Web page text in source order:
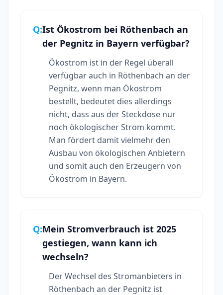
Q:Ist Ökostrom bei Röthenbach an
der Pegnitz in Bayern verfügbar?
Ökostrom ist in der Regel überall
verfügbar auch in Röthenbach an der
Pegnitz, wenn man Ökostrom
bestellt, bedeutet dies allerdings
nicht, dass aus der Steckdose nur
noch ökologischer Strom kommt.
Man fördert damit vielmehr den
Ausbau von ökologischen Anbietern
und somit auch den Erzeugern von
Ökostrom in Bayern.
Q:Mein Stromverbrauch ist 2025
gestiegen, wann kann ich
wechseln?
Der Wechsel des Stromanbieters in
Röthenbach an der Pegnitz ist